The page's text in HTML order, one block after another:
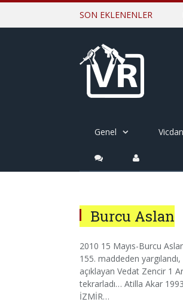
SON EKLENENLER
Genel
Burcu Aslan
2010 15 Mayıs-Burcu
155. maddeden
açıklayan Vedat Zencir 1
tekrarladı… Atilla Akar
İZMİR…